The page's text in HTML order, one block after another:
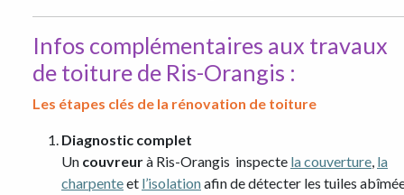
Infos complémentaires aux travaux
de toiture de Ris-Orangis :
Les étapes clés de la rénovation de toiture
Diagnostic complet
Un couvreurà Ris-Orangis inspecte la couverture, la
charpenteet l’isolationafin de détecter les tuiles